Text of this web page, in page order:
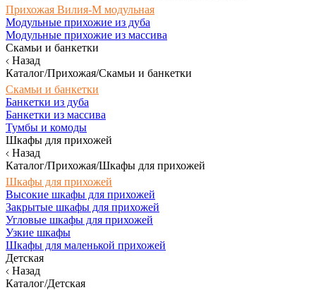
Прихожая Вилия-М модульная
Модульные прихожие из дуба
Модульные прихожие из массива
Скамьи и банкетки
Назад
Каталог/Прихожая/Скамьи и банкетки
Скамьи и банкетки
Банкетки из дуба
Банкетки из массива
Тумбы и комоды
Шкафы для прихожей
Назад
Каталог/Прихожая/Шкафы для прихожей
Шкафы для прихожей
Высокие шкафы для прихожей
Закрытые шкафы для прихожей
Угловые шкафы для прихожей
Узкие шкафы
Шкафы для маленькой прихожей
Детская
Назад
Каталог/Детская